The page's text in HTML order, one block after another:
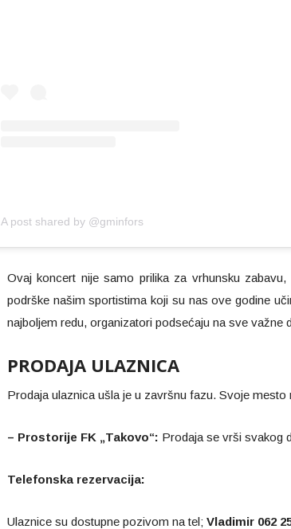
A post shared by @gminfors
Ovaj koncert nije samo prilika za vrhunsku
podrške našim sportistima koji su nas ove godine
najboljem redu, organizatori podsećaju na sve važne
PRODAJA ULAZNICA
Prodaja ulaznica ušla je u završnu fazu. Svoje
– Prostorije FK „Takovo“: Prodaja se vrši svakog
Telefonska rezervacija:
Ulaznice su dostupne pozivom na tel; Vladimir 062